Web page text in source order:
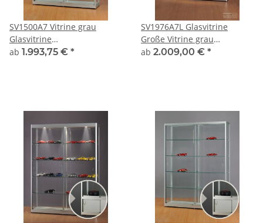
SV1500A7 Vitrine grau
Glasvitrine
Ausstellungsvitrine
ab 1.993,75 € *
SV1976A7L Glasvitrine
Große Vitrine grau
Ausstellungsvitrine
ab 2.009,00 € *